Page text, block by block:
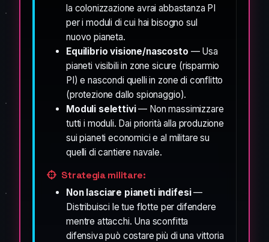
la colonizzazione avrai abbastanza PI
per i moduli di cui hai bisogno sul
nuovo pianeta.
Equilibrio visione/nascosto — Usa
pianeti visibili in zone sicure (risparmio
PI) e nascondi quelli in zone di conflitto
(protezione dallo spionaggio).
Moduli selettivi— Non massimizzare
tutti i moduli. Dai priorità alla produzione
sui pianeti economici e al militare su
quelli di cantiere navale.
Strategia militare:
Non lasciare pianeti indifesi—
Distribuisci le tue flotte per difendere
mentre attacchi. Una sconfitta
difensiva può costare più di una vittoria